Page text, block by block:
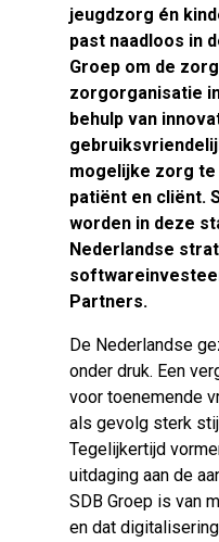
jeugdzorg én
past naadloos in
Groep om de
zorgorganisatie
behulp van
mogelijke zorg te
patiënt en cliënt.
worden in deze
Nederlandse
Partners.
De Nederlandse
onder druk. Een
voor toenemende
als gevolg sterk
Tegelijkertijd
uitdaging aan de
SDB Groep is van
en dat